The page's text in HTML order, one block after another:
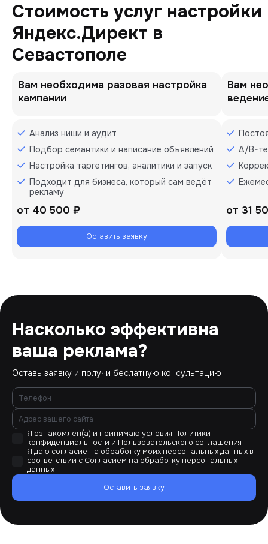
Стоимость услуг настройки
Яндекс.Директ в
Севастополе
Вам необходима разовая настройка
кампании
Анализ ниши и аудит
Подбор семантики и написание объявлений
Настройка таргетингов, аналитики и запуск
Подходит для бизнеса, который сам ведёт
рекламу
от 40 500 ₽
Оставить заявку
Вам
A/B-
от 31
Насколько эффективна
ваша реклама?
Оставь заявку и получи беслатную консультацию
Я ознакомлен(а) и принимаю условия Политики
конфиденциальности и Пользовательского соглашения
Я даю согласие на обработку моих персональных данных в
соответствии с Согласием на обработку персональных
данных
Оставить заявку